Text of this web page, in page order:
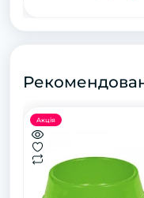
Акція